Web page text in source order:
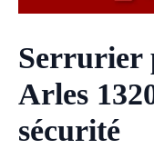
Serrurier
Arles
sécurité